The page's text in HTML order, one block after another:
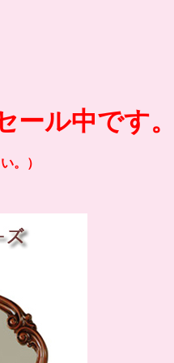
ル中です。
。）